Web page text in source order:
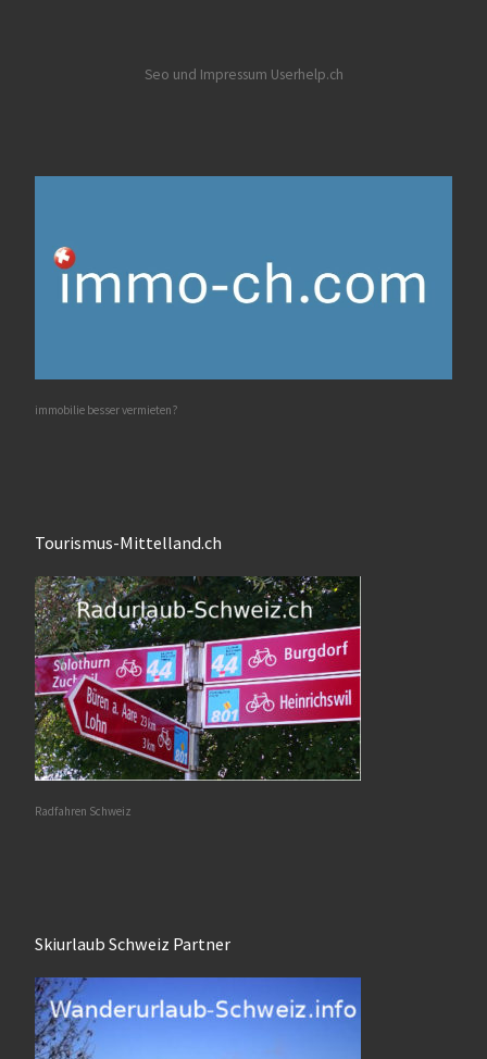
Seo und Impressum Userhelp.ch
immobilie besser vermieten?
Tourismus-Mittelland.ch
Radfahren Schweiz
Skiurlaub Schweiz Partner